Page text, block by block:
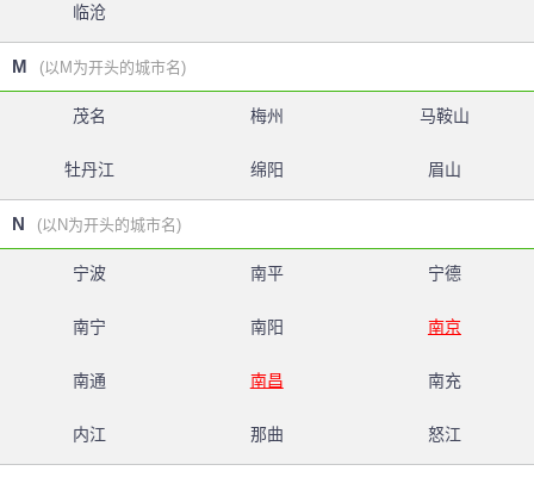
临沧
M (以M为开头的城市名)
茂名 梅州 马鞍山
牡丹江 绵阳 眉山
N (以N为开头的城市名)
宁波 南平 宁德
南宁 南阳 南京
南通 南昌 南充
内江 那曲 怒江